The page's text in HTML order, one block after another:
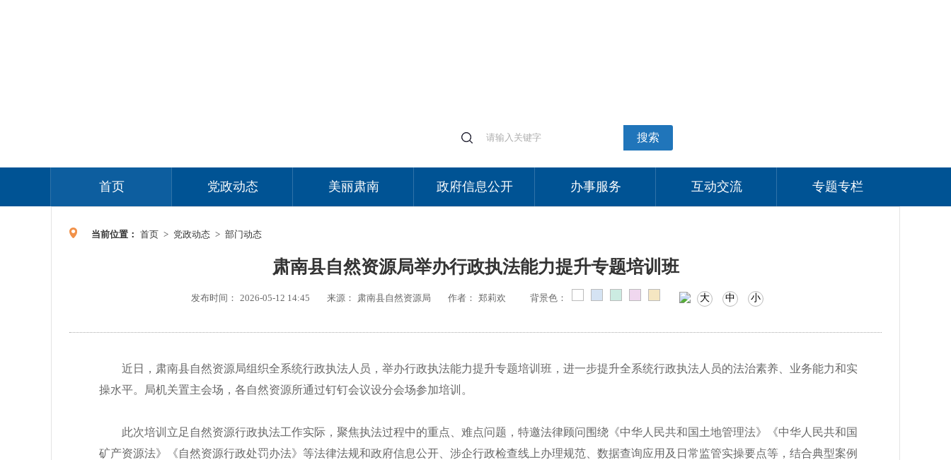
搜索
首页 党政动态 美丽肃南 政府信息公开 办事服务 互动交流 专题专栏
当前位置： 首页 > 党政动态 > 部门动态
肃南县自然资源局举办行政执法能力提升专题培训班
发布时间： 2026-05-12 14:45 来源： 肃南县自然资源局 作者： 郑莉欢 背景色： 大 中 小
近日，肃南县自然资源局组织全系统行政执法人员，举办行政执法能力提升专题培训班，进一步提升全系统行政执法人员的法治素养、业务能力和实
操水平。局机关置主会场，各自然资源所通过钉钉会议设分会场参加培训。
此次培训立足自然资源行政执法工作实际，聚焦执法过程中的重点、难点问题，特邀法律顾问围绕《中华人民共和国土地管理法》《中华人民共和国
矿产资源法》《自然资源行政处罚办法》等法律法规和政府信息公开、涉企行政检查线上办理规范、数据查询应用及日常监管实操要点等，结合典型案例